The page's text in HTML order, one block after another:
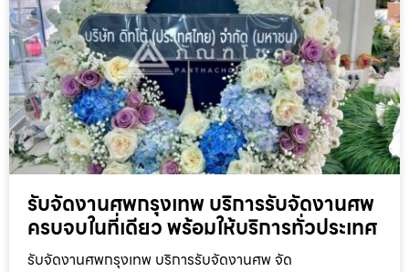
รับจัดงานศพกรุงเทพ บริการรับจัดงานศพ
ครบจบในที่เดียว พร้อมให้บริการทั่วประเทศ
รับจัดงานศพกรุงเทพ บริการรับจัดงานศพ จัด